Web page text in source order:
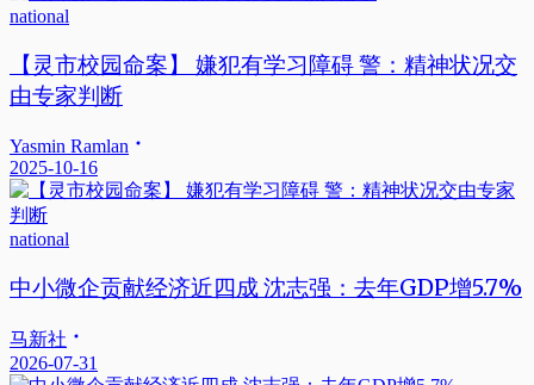
national
【灵市校园命案】 嫌犯有学习障碍 警：精神状况交
由专家判断
Yasmin Ramlan
2025-10-16
national
中小微企贡献经济近四成 沈志强：去年GDP增5.7%
马新社
2026-07-31